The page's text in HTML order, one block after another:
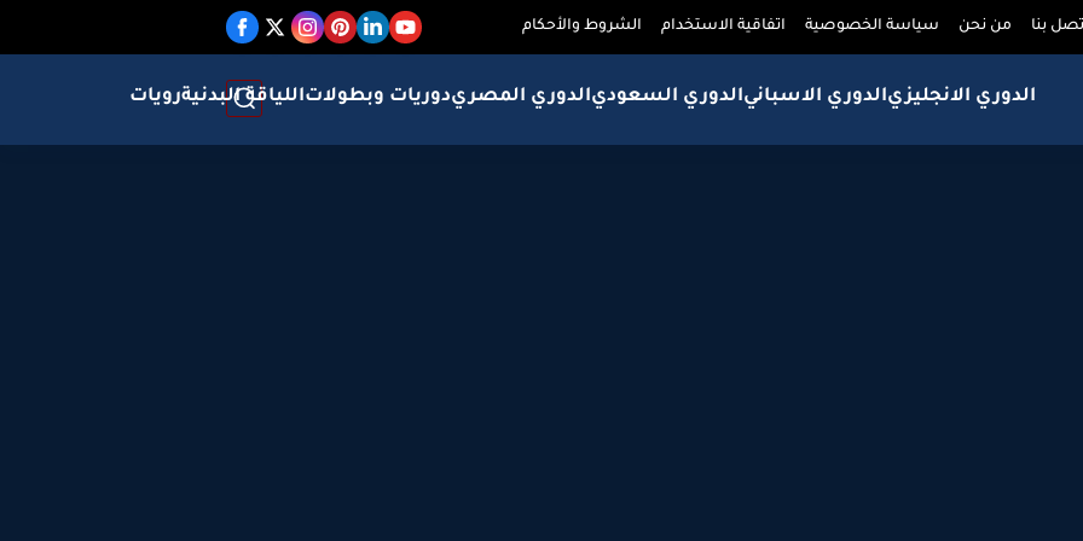
بنا من نحن سياسة الخصوصية اتفاقية الاستخدام الشروط والأحكام
الدوري الانجليزيالدوري الاسبانيالدوري السعوديالدوري المصريدوريات وبطولاتاللياقة البدنيةرويات